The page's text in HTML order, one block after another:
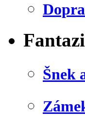
Šnek